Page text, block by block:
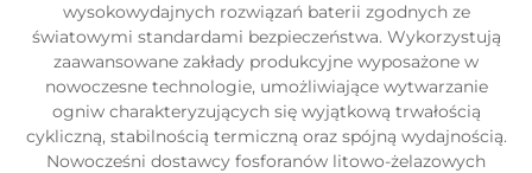
wysokowydajnych rozwiązań baterii zgodnych ze
światowymi standardami bezpieczeństwa. Wykorzystują
zaawansowane zakłady produkcyjne wyposażone w
nowoczesne technologie, umożliwiające wytwarzanie
ogniw charakteryzujących się wyjątkową trwałością
cykliczną, stabilnością termiczną oraz spójną wydajnością.
Nowocześni dostawcy fosforanów litowo-żelazowych